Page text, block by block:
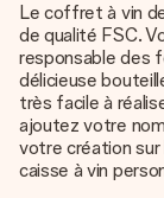
Le coffret à vin
de qualité FSC.
responsable des
délicieuse
très facile à
ajoutez votre
votre création
caisse à vin